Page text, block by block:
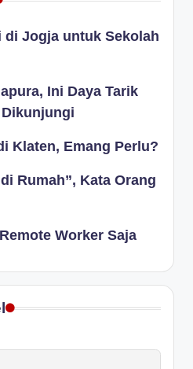
di Jogja untuk Sekolah
Ini Daya Tarik
Klaten, Emang Perlu?
Rumah”, Kata Orang
Worker Saja